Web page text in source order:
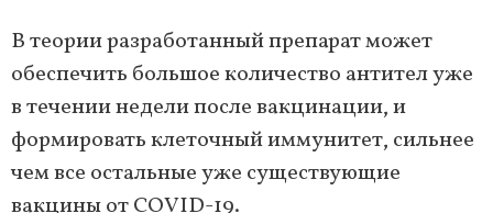
В теории разработанный препарат может
обеспечить большое количество антител уже
в течении недели после вакцинации, и
формировать клеточный иммунитет, сильнее
чем все остальные уже существующие
вакцины от COVID-19.